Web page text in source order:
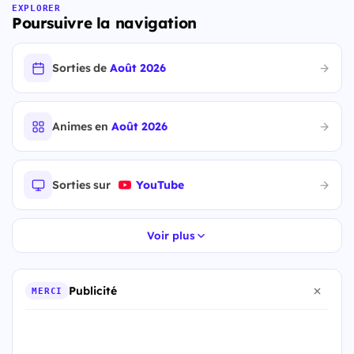
EXPLORER
Poursuivre la navigation
Sorties deAoût 2026
Animes enAoût 2026
Sorties sur YouTube
Voir plus
MERCI Publicité